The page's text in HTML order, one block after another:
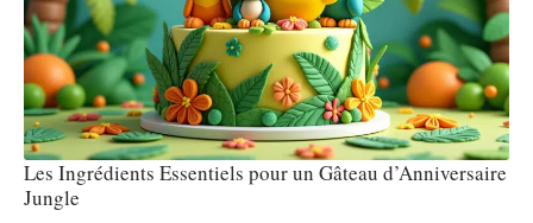
Les Ingrédients Essentiels pour un Gâteau d’Anniversaire
Jungle